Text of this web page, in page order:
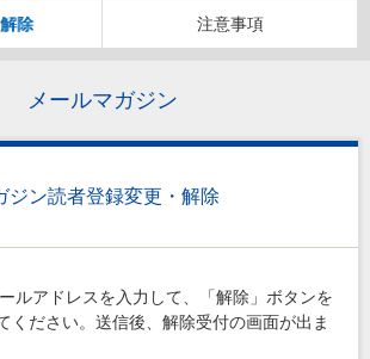
除 注意事項
メールマガジン
ジン読者登録変更・解除
ルアドレスを入力して、「解除」ボタンを
ください。送信後、解除受付の画面が出ま